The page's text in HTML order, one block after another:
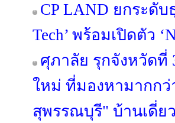
CP LAND ยกระดับ
Tech’ พร้อมเปิดตัว
ศุภาลัย รุกจังหวัดที่
ใหม่ ที่มองหามากก
สุพรรณบุรี" บ้านเดี่ย